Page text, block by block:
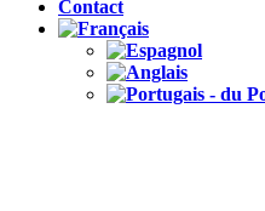
Contact